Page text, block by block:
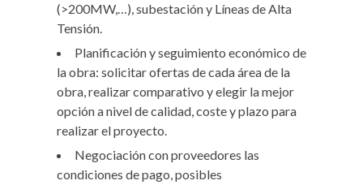
(>200MW,…), subestación y Líneas de Alta
Tensión.
Planificación y seguimiento económico de
la obra: solicitar ofertas de cada área de la
obra, realizar comparativo y elegir la mejor
opción a nivel de calidad, coste y plazo para
realizar el proyecto.
Negociación con proveedores las
condiciones de pago, posibles